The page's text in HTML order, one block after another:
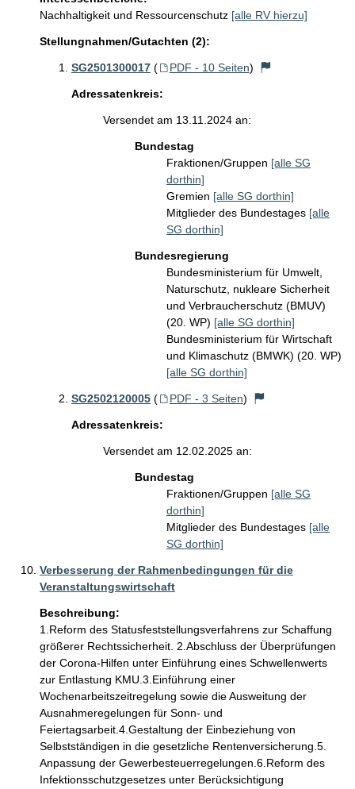
Nachhaltigkeit und Ressourcenschutz [alle RV hierzu]
Stellungnahmen/Gutachten (2):
SG2501300017 ( PDF - 10 Seiten)
Adressatenkreis:
Versendet am 13.11.2024 an:
Bundestag
Fraktionen/Gruppen [alle SG
dorthin]
Gremien [alle SG dorthin]
Mitglieder des Bundestages [alle
SG dorthin]
Bundesregierung
Bundesministerium für Umwelt,
Naturschutz, nukleare Sicherheit
und Verbraucherschutz (BMUV)
(20. WP) [alle SG dorthin]
Bundesministerium für Wirtschaft
und Klimaschutz (BMWK) (20. WP)
[alle SG dorthin]
SG2502120005 ( PDF - 3 Seiten)
Adressatenkreis:
Versendet am 12.02.2025 an:
Bundestag
Fraktionen/Gruppen [alle SG
dorthin]
Mitglieder des Bundestages [alle
SG dorthin]
Verbesserung der Rahmenbedingungen für die
Veranstaltungswirtschaft
Beschreibung:
1.Reform des Statusfeststellungsverfahrens zur Schaffung
größerer Rechtssicherheit. 2.Abschluss der Überprüfungen
der Corona-Hilfen unter Einführung eines Schwellenwerts
zur Entlastung KMU.3.Einführung einer
Wochenarbeitszeitregelung sowie die Ausweitung der
Ausnahmeregelungen für Sonn- und
Feiertagsarbeit.4.Gestaltung der Einbeziehung von
Selbstständigen in die gesetzliche Rentenversicherung.5.
Anpassung der Gewerbesteuerregelungen.6.Reform des
Infektionsschutzgesetzes unter Berücksichtigung